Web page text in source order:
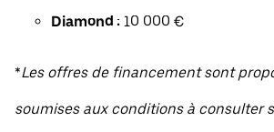
Diamond : 10 000 €
*Les offres de financement sont
soumises aux conditions à consulter